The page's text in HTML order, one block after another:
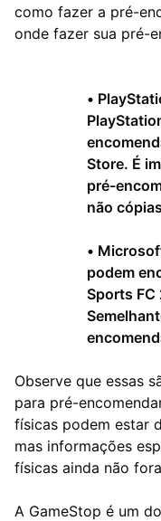
como fazer a pré-
onde fazer sua pré-
•
Store. É
pré-
não
•
podem
Sports
Observe que essas
para pré-
físicas podem estar
mas informações
físicas ainda não
A GameStop é um